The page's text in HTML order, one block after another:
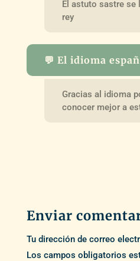
El astuto sastre se
rey
💬 El idioma
Gracias al idioma
conocer mejor a
Enviar
Tu dirección de correo
Los campos obligatorios